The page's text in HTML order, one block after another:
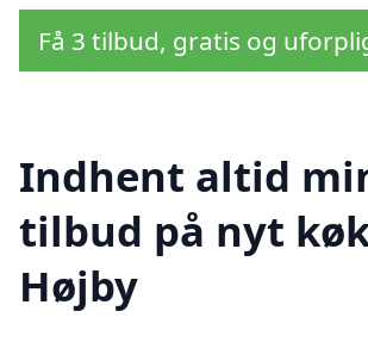
Få 3 tilbud, gratis og
Indhent altid
tilbud på nyt
Højby